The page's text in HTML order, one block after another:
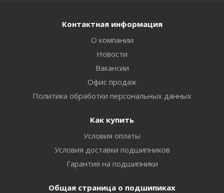
Контактная информация
О компании
Новости
Вакансии
Офис продаж
Политика обработки персональных данных
Как купить
Условия оплаты
Условия доставки подшипников
Гарантия на подшипники
Общая страница о подшипиках